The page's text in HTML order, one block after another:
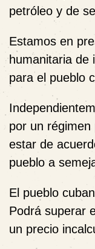
petróleo y de
Estamos en
humanitaria de
para el pueblo
por un
estar de
pueblo a
El pueblo
Podrá superar
un precio